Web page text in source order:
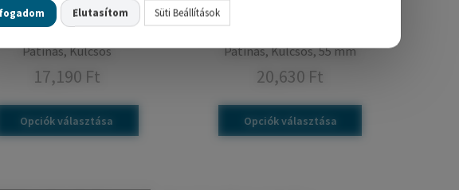
Patinás, Kulcsos
17,190 Ft
Opciók választása
Patinás, Kulcsos, 55 mm
20,630 Ft
Opciók választása
Elutasítom Süti Beállítások